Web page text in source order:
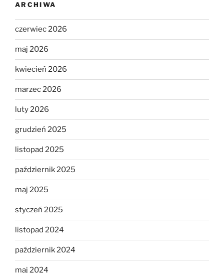
ARCHIWA
czerwiec 2026
maj 2026
kwiecień 2026
marzec 2026
luty 2026
grudzień 2025
listopad 2025
październik 2025
maj 2025
styczeń 2025
listopad 2024
październik 2024
maj 2024